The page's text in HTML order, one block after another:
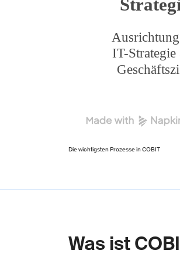
Die wichtigsten Prozesse in COBIT
Was ist